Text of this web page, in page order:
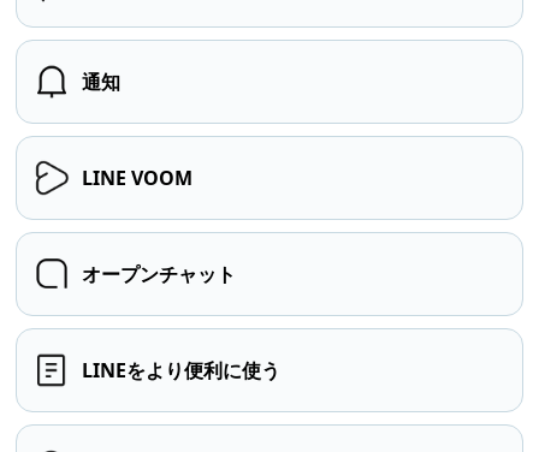
通知
LINE VOOM
オープンチャット
LINEをより便利に使う